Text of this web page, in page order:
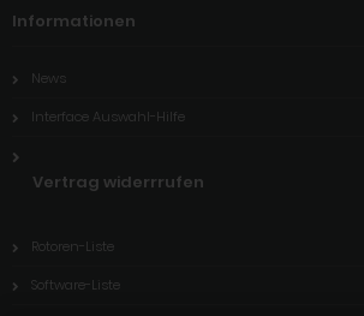
Informationen
News
Interface Auswahl-Hilfe
Vertrag widerrrufen
Rotoren-Liste
Software-Liste